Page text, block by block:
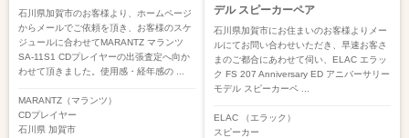
石川県加賀市のお客様より、ホームページ
からメールでご依頼を頂き、お客様のスケ
ジュールに合わせてMARANTZ マランツ
SA-11S1 CDプレイヤーの出張査定へ向か
わせて頂きました。使用感・経年感の ...
MARANTZ（マランツ）
CDプレイヤー
石川県 加賀市
デル スピーカーペア
石川県加賀市にお住まいのお客様よりメー
ルにてお問い合わせいただき、早速お客さ
まのご都合にあわせて伺い、ELAC エラッ
ク FS 207 Anniversary ED アニバーサリー
モデル スピーカーペ ...
ELAC （エラック）
スピーカー